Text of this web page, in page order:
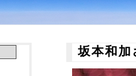
坂本和